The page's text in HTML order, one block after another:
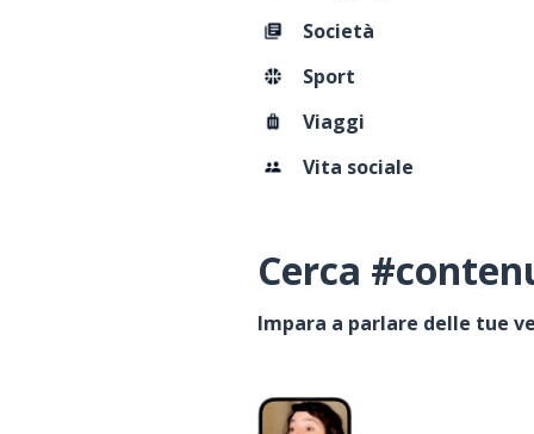
Società
Sport
Viaggi
Vita sociale
Cerca
Impara a parlare delle tue